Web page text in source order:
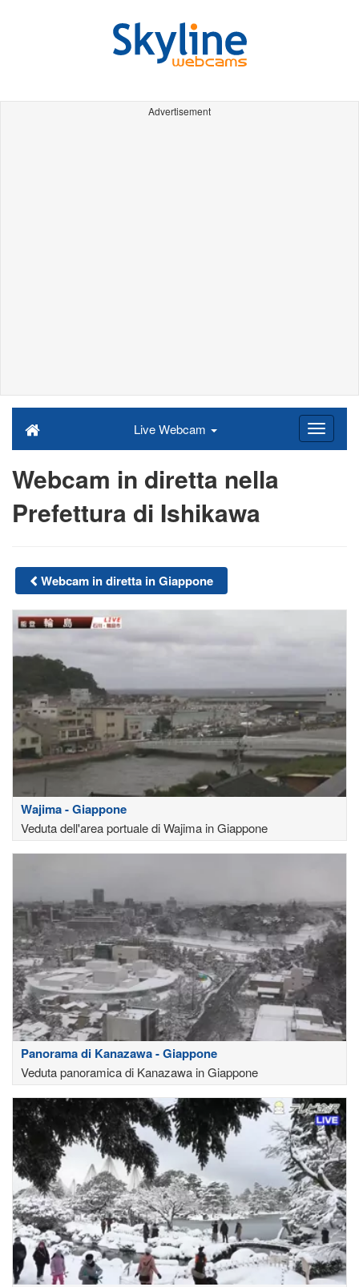
Advertisement
Live Webcam
Webcam in diretta nella
Prefettura di Ishikawa
Webcam in diretta in Giappone
Wajima - Giappone
Veduta dell'area portuale di Wajima in Giappone
Panorama di Kanazawa - Giappone
Veduta panoramica di Kanazawa in Giappone